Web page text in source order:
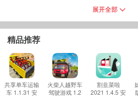
吞噬其他细胞进行成长，玩起来也是相当的
游戏特色
1、游戏设有详细的教程，新手的玩家也能
非常轻松。
2、别具一格的搞怪风格，非常魔性的画风
猎奇心理。
3、完成各种系统任务，快速提升自己细胞
得更强大。
展开全部
精品推荐
共享单车运输
车 1.1.31 安
火柴人越野车
驾驶游戏 1.2
割韭菜啦
2021 1.4.5 安